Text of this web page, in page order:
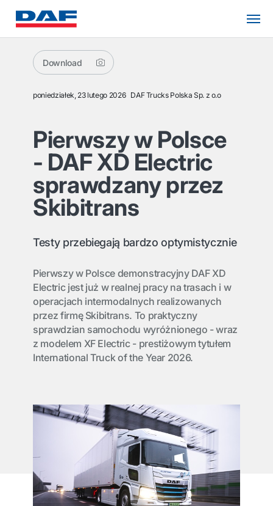
Download
poniedziałek, 23 lutego 2026 DAF Trucks Polska Sp. z o.o
Pierwszy w Polsce
- DAF XD Electric
sprawdzany przez
Skibitrans
Testy przebiegają bardzo optymistycznie
Pierwszy w Polsce demonstracyjny DAF XD
Electric jest już w realnej pracy na trasach i w
operacjach intermodalnych realizowanych
przez firmę Skibitrans. To praktyczny
sprawdzian samochodu wyróżnionego - wraz
z modelem XF Electric - prestiżowym tytułem
International Truck of the Year 2026.